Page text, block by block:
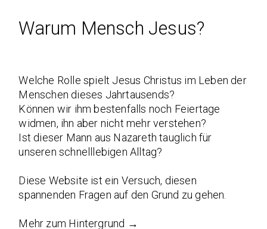
Warum Mensch Jesus?
Welche Rolle spielt Jesus Christus im Leben der
Menschen dieses Jahrtausends?
Können wir ihm bestenfalls noch Feiertage
widmen, ihn aber nicht mehr verstehen?
Ist dieser Mann aus Nazareth tauglich für
unseren schnelllebigen Alltag?
Diese Website ist ein Versuch, diesen
spannenden Fragen auf den Grund zu gehen.
Mehr zum Hintergrund →